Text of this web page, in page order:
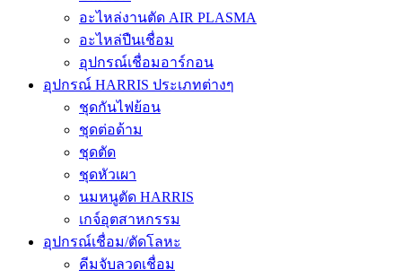
อะไหล่งานตัด AIR PLASMA
อะไหล่ปืนเชื่อม
อุปกรณ์เชื่อมอาร์กอน
อุปกรณ์ HARRIS ประเภทต่างๆ
ชุดกันไฟย้อน
ชุดต่อด้าม
ชุดตัด
ชุดหัวเผา
นมหนูตัด HARRIS
เกจ์อุตสาหกรรม
อุปกรณ์เชื่อม/ตัดโลหะ
คีมจับลวดเชื่อม